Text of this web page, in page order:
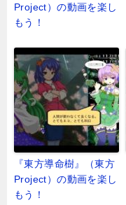
Project）の動画を楽し
もう！
『東方導命樹』（東方
Project）の動画を楽し
もう！